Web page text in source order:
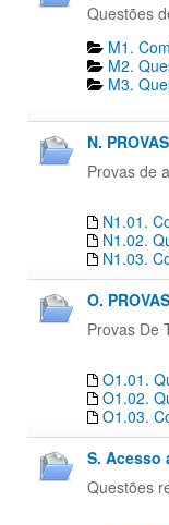
Questões
M1.
M2.
M3.
N.
Provas de
N1.01.
N1.02.
N1.03.
O.
Provas De
O1.01.
O1.02.
O1.03.
S. Acesso
Questões